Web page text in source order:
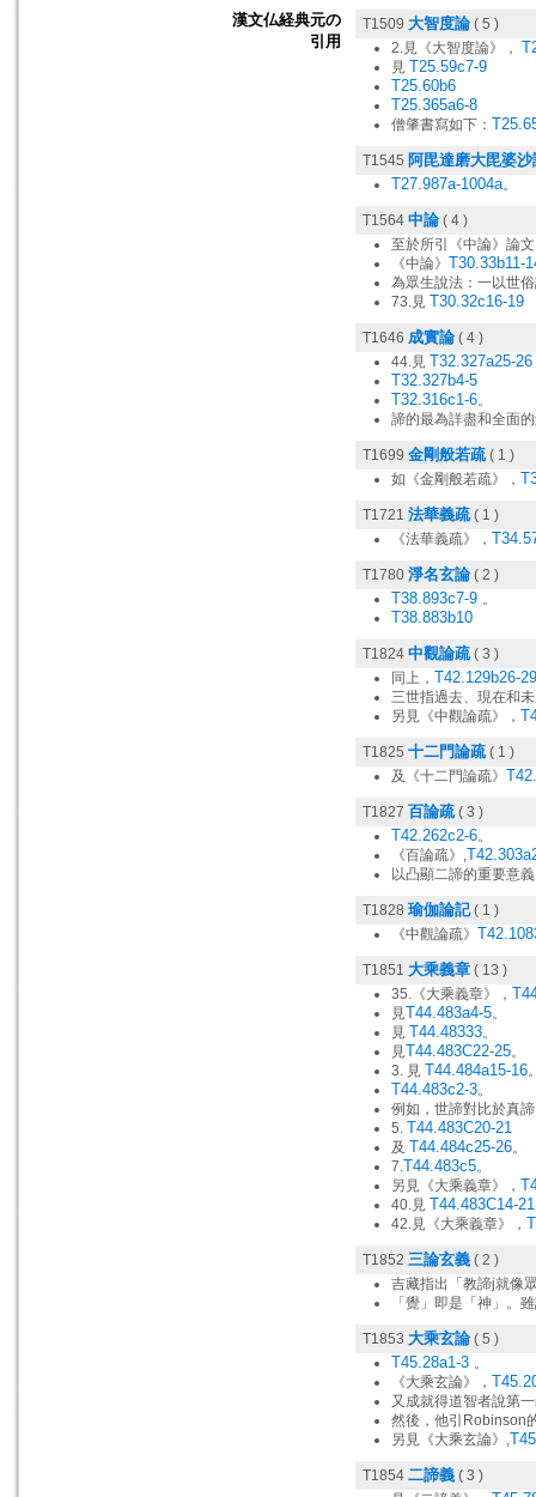
漢文仏経典元の
引用
T1509 大智度論 ( 5 )
2.見《大智度論》，
見 T25.59c7-9
T25.60b6
T25.365a6-8
僧肇書寫如下：
T1545 阿毘達磨大毘婆沙
T27.987a-1004a。
T1564 中論 ( 4 )
至於所引《中論》論
《中論》 T30.33b11-
為眾生說法：一以世
73.見 T30.32c16-19
T1646 成實論 ( 4 )
44.見 T32.327a25-26
T32.327b4-5
T32.316c1-6。
諦的最為詳盡和全面
T1699 金剛般若疏( 1 )
如《金剛般若疏》，
T1721 法華義疏( 1 )
《法華義疏》，
T1780 淨名玄論 ( 2 )
T38.893c7-9 。
T38.883b10
T1824 中觀論疏( 3 )
同上， T42.129b26-29
三世指過去、現在和
另見《中觀論疏》，
T1825 十二門論疏( 1 )
及《十二門論疏》
T1827 百論疏( 3 )
T42.262c2-6。
《百論疏》,
以凸顯二諦的重要意
T1828 瑜伽論記( 1 )
《中觀論疏》
T1851 大乘義章 ( 13 )
35.《大乘義章》，
見T44.483a4-5。
見 T44.48333。
見T44.483C22-25。
3. 見 T44.484a15-16
T44.483c2-3。
例如，世諦對比於真
5. T44.483C20-21
及 T44.484c25-26。
7.T44.483c5。
另見《大乘義章》，
40.見 T44.483C14-21
42.見《大乘義章》，
T1852 三論玄義 ( 2 )
吉藏指出「教諦j就像
「覺」即是「神」。
T1853 大乘玄論 ( 5 )
T45.28a1-3 。
《大乘玄論》，
又成就得道智者說第
然後，他引Robinson
另見《大乘玄論》,
T1854 二諦義 ( 3 )